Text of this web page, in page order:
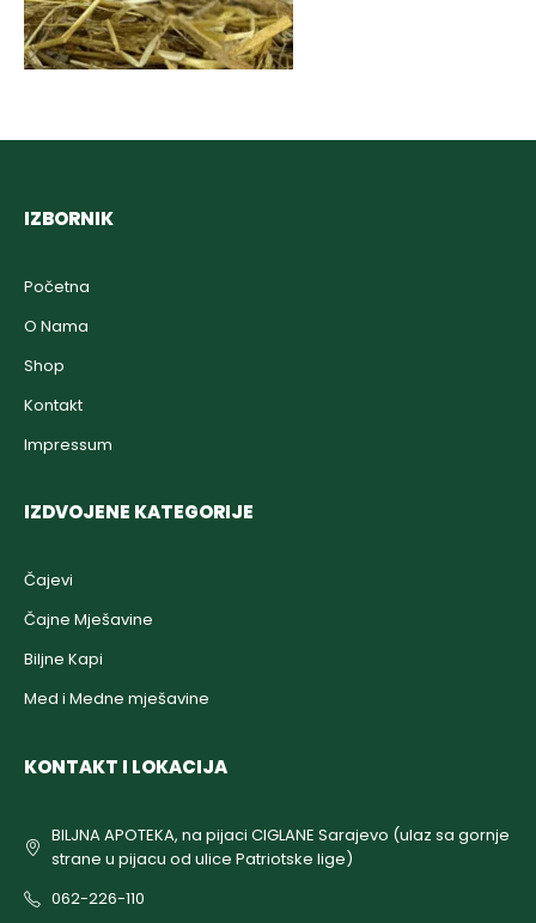
IZBORNIK
Početna
O Nama
Shop
Kontakt
Impressum
IZDVOJENE KATEGORIJE
Čajevi
Čajne Mješavine
Biljne Kapi
Med i Medne mješavine
KONTAKT I LOKACIJA
BILJNA APOTEKA, na pijaci CIGLANE Sarajevo (ulaz sa gornje
strane u pijacu od ulice Patriotske lige)
062-226-110